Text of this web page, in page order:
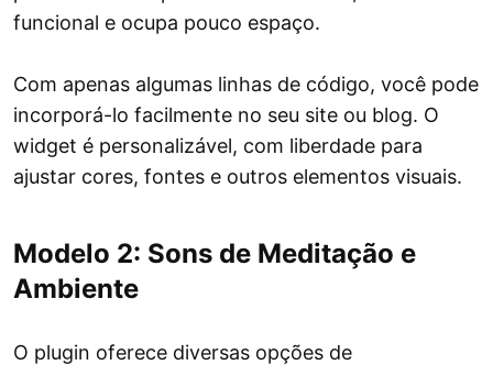
funcional e ocupa pouco espaço.
Com apenas algumas linhas de código, você pode
incorporá-lo facilmente no seu site ou blog. O
widget é personalizável, com liberdade para
ajustar cores, fontes e outros elementos visuais.
Modelo 2: Sons de Meditação e
Ambiente
O plugin oferece diversas opções de